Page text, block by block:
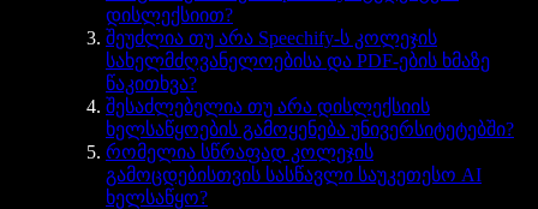
დისლექსიით?
შეუძლია თუ არა Speechify-ს კოლეჯის
სახელმძღვანელოებისა და PDF-ების ხმაზე
წაკითხვა?
შესაძლებელია თუ არა დისლექსიის
ხელსაწყოების გამოყენება უნივერსიტეტებში?
რომელია სწრაფად კოლეჯის
გამოცდებისთვის სასწავლი საუკეთესო AI
ხელსაწყო?